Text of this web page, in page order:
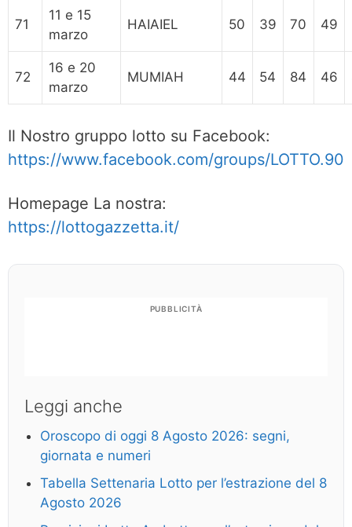
71
11 e 15
marzo
HAIAIEL 50 39 70 49
72
16 e 20
marzo
MUMIAH 44 54 84 46
Il Nostro gruppo lotto su Facebook:
https://www.facebook.com/groups/LOTTO.90
Homepage La nostra:
https://lottogazzetta.it/
PUBBLICITÀ
Leggi anche
Oroscopo di oggi 8 Agosto 2026: segni,
giornata e numeri
Tabella Settenaria Lotto per l’estrazione del 8
Agosto 2026